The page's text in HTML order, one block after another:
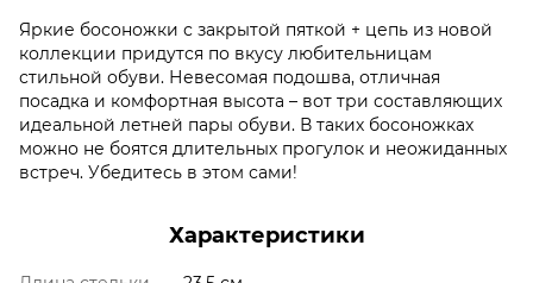
Яркие босоножки с закрытой пяткой + цепь из новой
коллекции придутся по вкусу любительницам
стильной обуви. Невесомая подошва, отличная
посадка и комфортная высота – вот три составляющих
идеальной летней пары обуви. В таких босоножках
можно не боятся длительных прогулок и неожиданных
встреч. Убедитесь в этом сами!
Характеристики